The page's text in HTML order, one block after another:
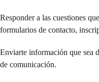
Responder a las cuestiones
formularios de contacto,
Enviarte información que sea
de comunicación.